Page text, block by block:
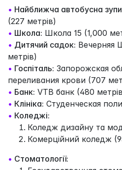
• Найближча автобусна
(227 метрів)
• Школа: Школа 15 (1,000
• Дитячий садок: Вечерняя
метрів)
• Госпіталь: Запорожская
переливания крови (707
• Банк: VTB банк (480
• Клініка: Студенческая
• Коледжі:
Коледж дизайну та
Комерційний коледж
• Стоматології: